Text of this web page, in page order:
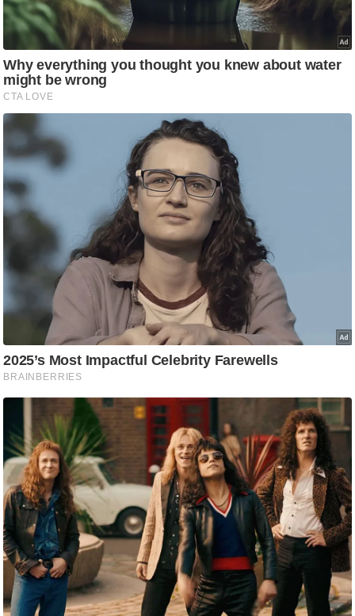
/
फै
श
न
घ
नु
स्खे
प
न
ल
ट
ने
स
त्रा
रि
ले
श
शि
प
रा
ज